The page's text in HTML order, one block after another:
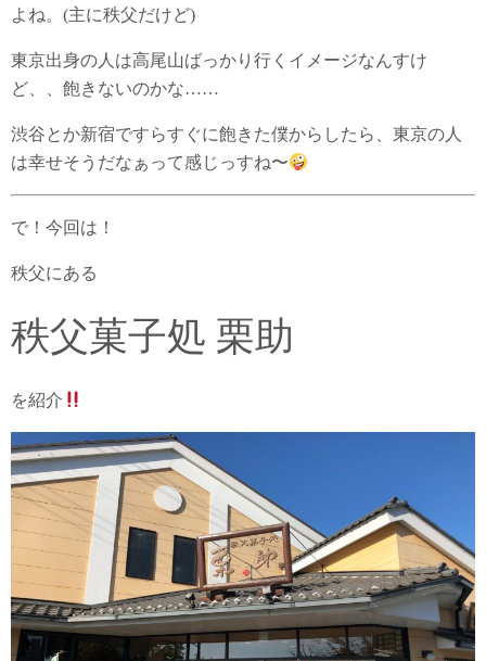
よね。(主に秩父だけど)
東京出身の人は高尾山ばっかり行くイメージなんすけ
ど、、飽きないのかな……
渋谷とか新宿ですらすぐに飽きた僕からしたら、東京の人
は幸せそうだなぁって感じっすね〜
で！今回は！
秩父にある
秩父菓子処 栗助
を紹介